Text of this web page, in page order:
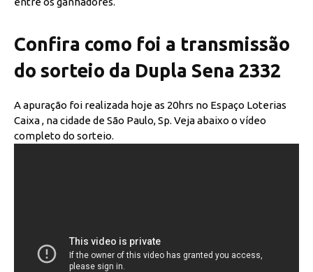
Confira como foi a transmissão
do sorteio da Dupla Sena 2332
A apuração foi realizada hoje as 20hrs no Espaço Loterias
Caixa , na cidade de São Paulo, Sp. Veja abaixo o vídeo
completo do sorteio.